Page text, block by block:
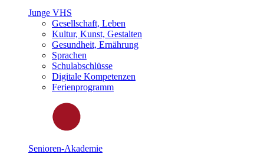
Junge VHS
Gesellschaft, Leben
Kultur, Kunst, Gestalten
Gesundheit, Ernährung
Sprachen
Schulabschlüsse
Digitale Kompetenzen
Ferienprogramm
Senioren-Akademie